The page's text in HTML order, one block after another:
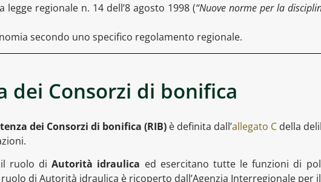
regionale n. 14 dell’8 agosto 1998 (“Nuove norme per la
secondo uno specifico regolamento regionale.
dei Consorzi di bonifica
dei Consorzi di bonifica (RIB) è definita dall’allegato C della
il ruolo diAutorità idraulica ed esercitano tutte le funzioni di
di Autorità idraulica è ricoperto dall’Agenzia Interregionale per